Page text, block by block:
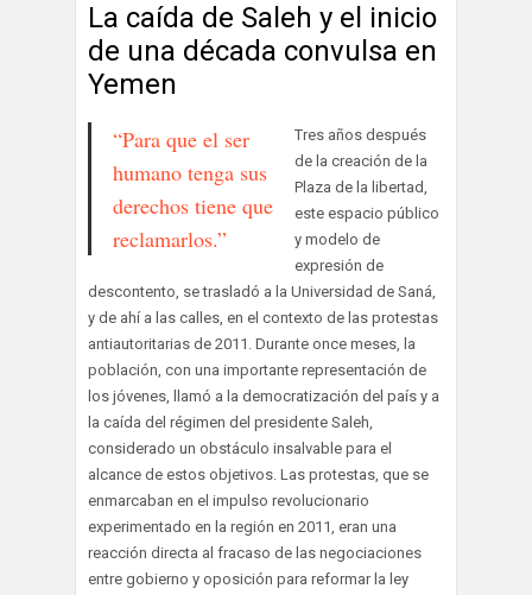
La caída de Saleh y el inicio
de una década convulsa en
Yemen
“Para que el ser
humano tenga sus
derechos tiene que
reclamarlos.”
Tres años después
de la creación de la
Plaza de la libertad,
este espacio público
y modelo de
expresión de
descontento, se trasladó a la Universidad de Saná,
y de ahí a las calles, en el contexto de las protestas
antiautoritarias de 2011. Durante once meses, la
población, con una importante representación de
los jóvenes, llamó a la democratización del país y a
la caída del régimen del presidente Saleh,
considerado un obstáculo insalvable para el
alcance de estos objetivos. Las protestas, que se
enmarcaban en el impulso revolucionario
experimentado en la región en 2011, eran una
reacción directa al fracaso de las negociaciones
entre gobierno y oposición para reformar la ley